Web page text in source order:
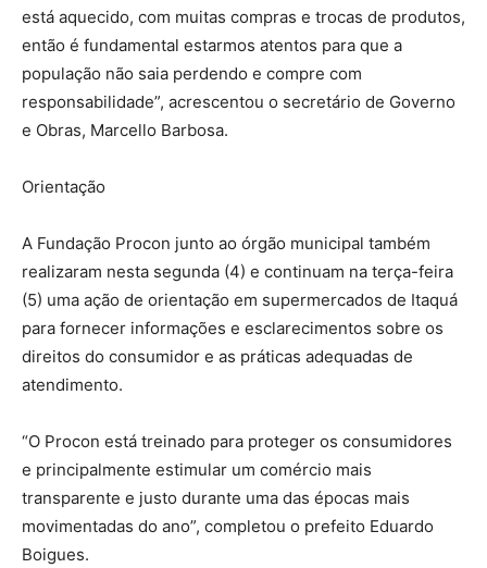
está aquecido, com muitas compras e trocas de produtos,
então é fundamental estarmos atentos para que a
população não saia perdendo e compre com
responsabilidade”, acrescentou o secretário de Governo
e Obras, Marcello Barbosa.
Orientação
A Fundação Procon junto ao órgão municipal também
realizaram nesta segunda (4) e continuam na terça-feira
(5) uma ação de orientação em supermercados de Itaquá
para fornecer informações e esclarecimentos sobre os
direitos do consumidor e as práticas adequadas de
atendimento.
“O Procon está treinado para proteger os consumidores
e principalmente estimular um comércio mais
transparente e justo durante uma das épocas mais
movimentadas do ano”, completou o prefeito Eduardo
Boigues.